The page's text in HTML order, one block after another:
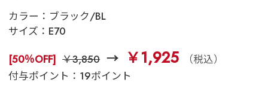
カラー： ブラック/BL
サイズ： E70
[50％OFF] ￥3,850 ￥1,925
（税込）
付与ポイント：19ポイント